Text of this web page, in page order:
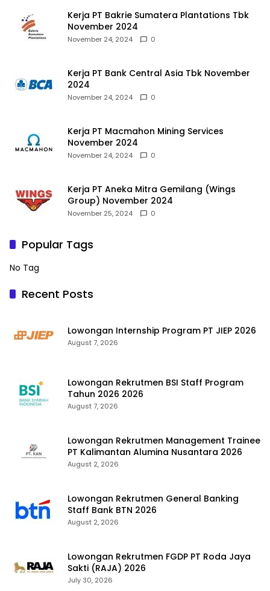
Kerja PT Bakrie Sumatera Plantations Tbk
November 2024
November 24, 2024 0
Kerja PT Bank Central Asia Tbk November
2024
November 24, 2024 0
Kerja PT Macmahon Mining Services
November 2024
November 24, 2024 0
Kerja PT Aneka Mitra Gemilang (Wings
Group) November 2024
November 25, 2024 0
Popular Tags
No Tag
Recent Posts
Lowongan Internship Program PT JIEP 2026
August 7, 2026
Lowongan Rekrutmen BSI Staff Program
Tahun 2026 2026
August 7, 2026
Lowongan Rekrutmen Management Trainee
PT Kalimantan Alumina Nusantara 2026
August 2, 2026
Lowongan Rekrutmen General Banking
Staff Bank BTN 2026
August 2, 2026
Lowongan Rekrutmen FGDP PT Roda Jaya
Sakti (RAJA) 2026
July 30, 2026